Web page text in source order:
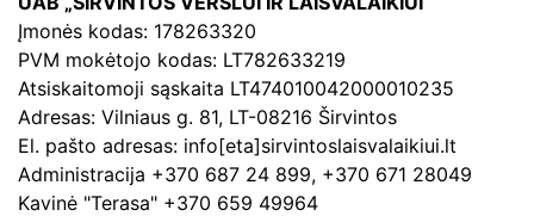
Įmonės kodas: 178263320
PVM mokėtojo kodas: LT782633219
Atsiskaitomoji sąskaita LT474010042000010235
Adresas: Vilniaus g. 81, LT-08216 Širvintos
El. pašto adresas: info[eta]sirvintoslaisvalaikiui.lt
Administracija +370 687 24 899, +370 671 28049
Kavinė "Terasa" +370 659 49964